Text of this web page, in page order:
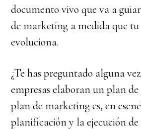
documento vivo que va a
de marketing a medida que tu
evoluciona.
¿Te has preguntado alguna
empresas elaboran un plan
plan de marketing es, en
planificación y la ejecución